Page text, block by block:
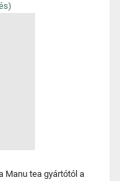
Manu tea gyártótól a